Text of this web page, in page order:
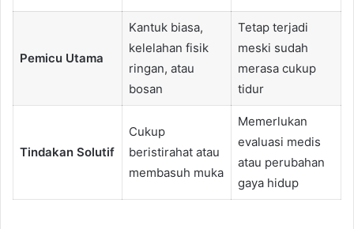
Pemicu Utama
Kantuk biasa,
kelelahan fisik
ringan, atau
bosan
Tetap terjadi
meski sudah
merasa cukup
tidur
Tindakan Solutif
Cukup
beristirahat atau
membasuh muka
Memerlukan
evaluasi medis
atau perubahan
gaya hidup